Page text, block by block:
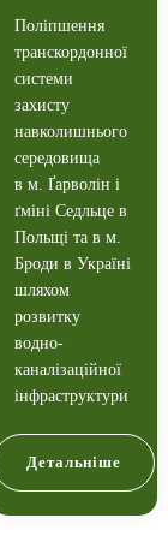
Поліпшення
транскордонної
системи
захисту
навколишнього
середовища
в м. Ґарволін і
ґміні Седльце в
Польщі та в м.
Броди в Україні
шляхом
розвитку
водно-
каналізаційної
інфраструктури
Детальніше